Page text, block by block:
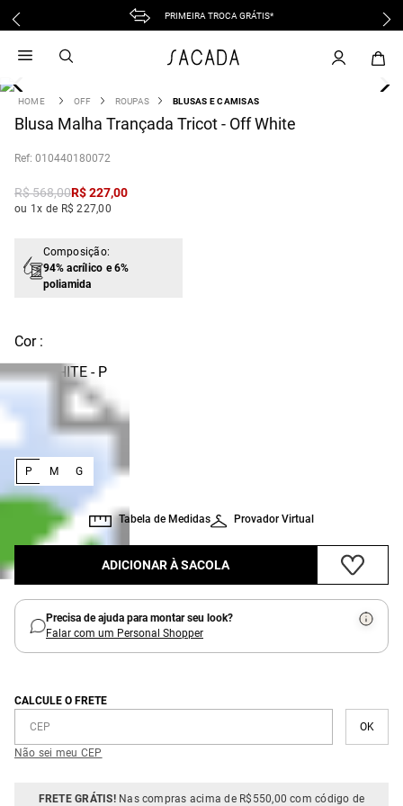
PRIMEIRA TROCA GRÁTIS*
OFF ROUPAS BLUSAS E CAMISAS
Blusa Malha Trançada Tricot - Off White
: 010440180072
R$568,00R$227,00
ou 1x de R$ 227,00
Composição:
94% acrílico e 6%
poliamida
Cor :
OFF WHITE - P
:
P M G
Provador Virtual
Tabela de Medidas
ADICIONAR À SACOLA
Precisa de ajuda para montar seu look?
Falar com um Personal Shopper
CALCULE O FRETE
Não sei meu CEP
FRETE GRÁTIS!Nas compras acima de R$550,00 com código de
vestido
3 º blusa
º vestido longo
º macacão
jeans
º vestido curto